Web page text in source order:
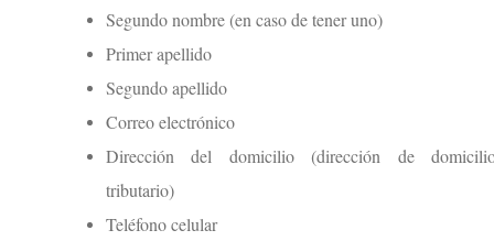
Segundo nombre (en caso de tener uno)
Primer apellido
Segundo apellido
Correo electrónico
Dirección del domicilio (dirección de
tributario)
Teléfono celular